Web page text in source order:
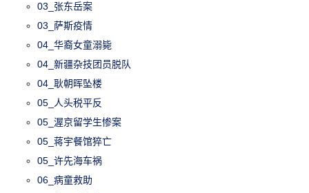
03_张东岳案
03_萨斯疫情
04_华裔女童溺毙
04_新疆杂技团员脱队
04_耿朝晖坠楼
05_人头税平反
05_渥京留学生惨案
05_蒋宇餐馆猝亡
05_许先海车祸
06_病童救助